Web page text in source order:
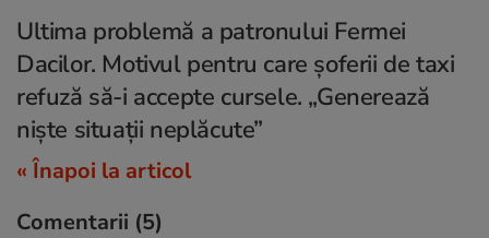
Ultima problemă a patronului Fermei
Dacilor. Motivul pentru care șoferii de taxi
refuză să-i accepte cursele. „Generează
niște situații neplăcute”
« Înapoi la articol
Comentarii (5)